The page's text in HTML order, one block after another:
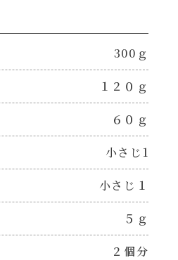
ーズ
おろしぽん酢
ト
ーム
ゼ
300ｇ
１２０ｇ
６０ｇ
小さじ1
小さじ１
５ｇ
２個分